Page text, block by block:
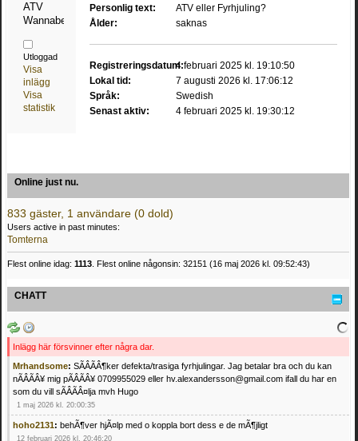
ATV
Wannabe
Utloggad
Visa
inlägg
Visa
statistik
Personlig text:
ATV eller Fyrhjuling?
Ålder:
saknas
Registreringsdatum:4 februari 2025 kl. 19:10:50
Lokal tid:
7 augusti 2026 kl. 17:06:12
Språk:
Swedish
Senast aktiv:
4 februari 2025 kl. 19:30:12
Online just nu.
833 gäster, 1 användare (0 dold)
Users active in past minutes:
Tomterna
Flest online idag: 1113 . Flest online någonsin: 32151 (16 maj 2026 kl. 09:52:43)
CHATT
Inlägg här försvinner efter några dar.
Mrhandsome: SÃÂÃÂ¶ker defekta/trasiga fyrhjulingar. Jag betalar bra och du kan
nÃÂÃÂ¥ mig pÃÂÃÂ¥ 0709955029 eller hv.alexandersson@gmail.com ifall du har en
som du vill sÃÂÃÂ¤lja mvh Hugo
1 maj 2026 kl. 20:00:35
hoho2131: behÃ¶ver hjÃ¤lp med o koppla bort dess e de mÃ¶jligt
12 februari 2026 kl. 20:46:20